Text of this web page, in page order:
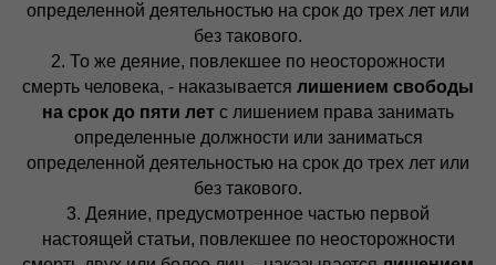
определенной деятельностью на срок до трех лет или
без такового.
2. То же деяние, повлекшее по неосторожности
смерть человека, - наказывается лишением свободы
на срок до пяти лет с лишением права занимать
определенные должности или заниматься
определенной деятельностью на срок до трех лет или
без такового.
3. Деяние, предусмотренное частью первой
настоящей статьи, повлекшее по неосторожности